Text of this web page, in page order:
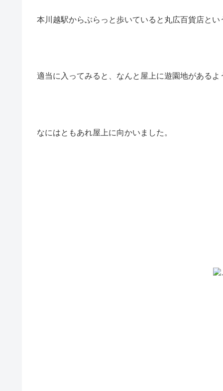
本川越駅からぶらっと歩いていると丸広百貨店とい
適当に入ってみると、なんと屋上に遊園地があるよ
なにはともあれ屋上に向かいました。